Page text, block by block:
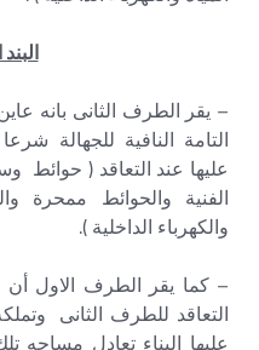
– يقر الطرف الثانى بانه
التامة النافية للجهالة
عليها عند التعاقد (
الفنية والحوائط ممحرة
والكهرباء الداخلية ).
– كما يقر الطرف الاول
التعاقد للطرف الثانى
عليها البناء تعادل مساحه